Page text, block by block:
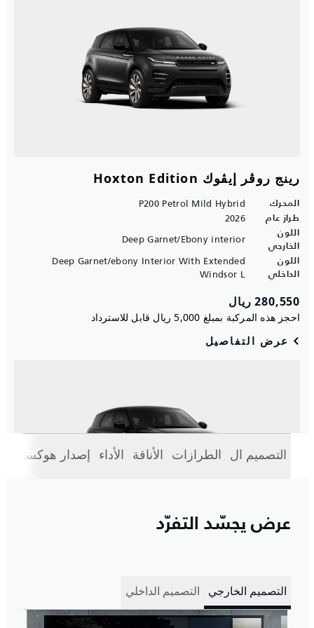
التصميم ال الطرازات الأناقة الأداء إصدار هوكستون
عرض يجسّد التفرّد
التصميم الخارجي التصميم الداخلي